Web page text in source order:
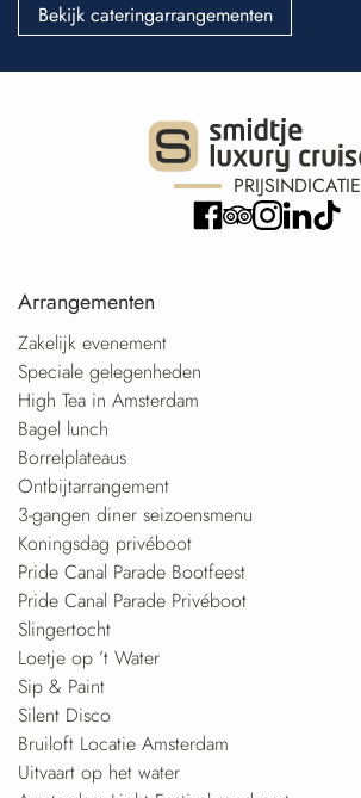
Bekijk cateringarrangementen
PRIJSINDICATIE
Arrangementen
Zakelijk evenement
Speciale gelegenheden
High Tea in Amsterdam
Bagel lunch
Borrelplateaus
Ontbijtarrangement
3-gangen diner seizoensmenu
Koningsdag privéboot
Pride Canal Parade Bootfeest
Pride Canal Parade Privéboot
Slingertocht
Loetje op ’t Water
Sip & Paint
Silent Disco
Bruiloft Locatie Amsterdam
Uitvaart op het water